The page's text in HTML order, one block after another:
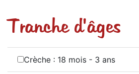
Tranche d'âges
Crèche : 18 mois - 3 ans